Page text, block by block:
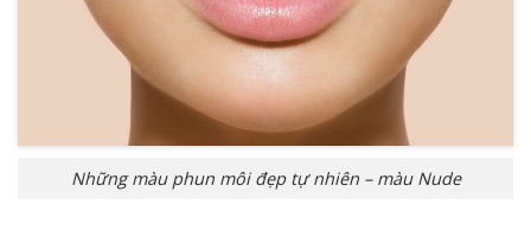
Những màu phun môi đẹp tự nhiên – màu Nude